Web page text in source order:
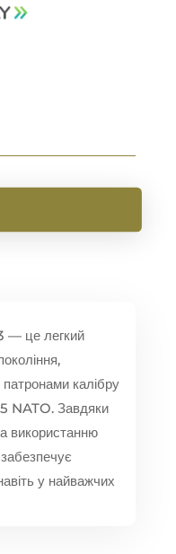
— це легкий
калібру
NATO. Завдяки
використанню
забезпечує
у найважчих